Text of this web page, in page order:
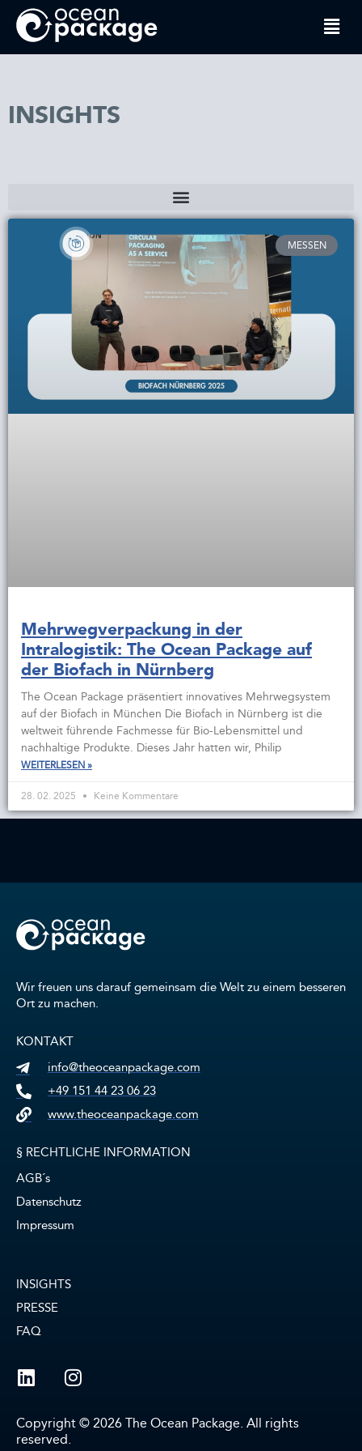
INSIGHTS
MESSEN
Mehrwegverpackung in der
Intralogistik: The Ocean Package auf
der Biofach in Nürnberg
The Ocean Package präsentiert innovatives Mehrwegsystem
auf der Biofach in München Die Biofach in Nürnberg ist die
weltweit führende Fachmesse für Bio-Lebensmittel und
nachhaltige Produkte. Dieses Jahr hatten wir, Philip
WEITERLESEN »
28. 02. 2025 Keine Kommentare
Wir freuen uns darauf gemeinsam die Welt zu einem besseren
Ort zu machen.
KONTAKT
info@theoceanpackage.com
+49 151 44 23 06 23
www.theoceanpackage.com
§ RECHTLICHE INFORMATION
AGB´s
Datenschutz
Impressum
INSIGHTS
PRESSE
FAQ
Copyright © 2026 The Ocean Package. All rights
reserved.